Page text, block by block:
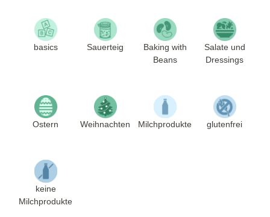
basics Sauerteig
Baking with
Beans
Salate und
Dressings
Ostern Weihnachten Milchprodukte glutenfrei
keine
Milchprodukte